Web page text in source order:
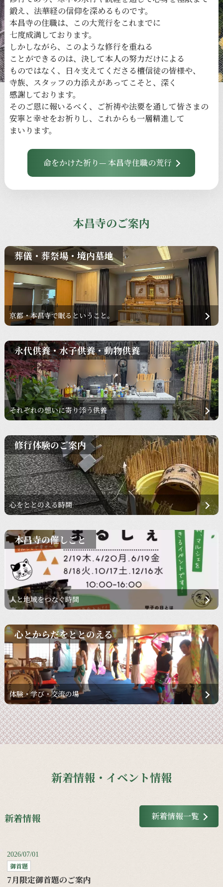
鍛え、 法華経の信仰を深める ものです。
本昌寺の住職は、 この大荒行をこれまでに
七度成満しております。
しかしながら、
このような修行を重ねる
ことができるのは、 決して本人の努力だけによる
ものではなく、
日々支えてくださる檀信徒の皆様や、
寺族、 スタッフの力添えがあってこそと、 深く
感謝しております。
そのご恩に報いるべく、 ご祈祷や法要を通して皆さまの
安寧と幸せをお祈りし、 これからも一層精進して
まいります。
命をかけた祈り— 本昌寺住職の荒行
本昌寺のご案内
葬儀・葬祭場・境内墓地
京都・本昌寺で眠るということ。
永代供養・水子供養・動物供養
それぞれの想いに寄り添う供養
修行体験のご案内
心をととのえる時間
本昌寺の催しごと
人と地域をつなぐ時間
心とからだをととのえる
体験・学び・交流の場
新着情報・イベント情報
新着情報 新着情報一覧
2026/07/01
御首題
7月限定御首題のご案内